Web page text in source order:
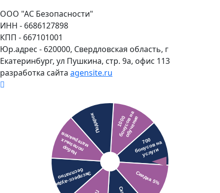
ООО "АС Безопасности"
ИНН - 6686127898
КПП - 667101001
Юр.адрес - 620000, Свердловская область, г
Екатеринбург, ул Пушкина, стр. 9а, офис 113
разработка сайта agensite.ru